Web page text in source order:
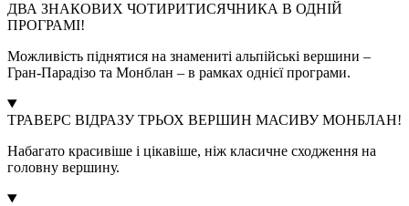
ДВА ЗНАКОВИХ ЧОТИРИТИСЯЧНИКА В ОДНІЙ
ПРОГРАМІ!
Можливість піднятися на знамениті альпійські вершини –
Гран-Парадізо та Монблан – в рамках однієї програми.
ТРАВЕРС ВІДРАЗУ ТРЬОХ ВЕРШИН МАСИВУ МОНБЛАН!
Набагато красивіше і цікавіше, ніж класичне сходження на
головну вершину.